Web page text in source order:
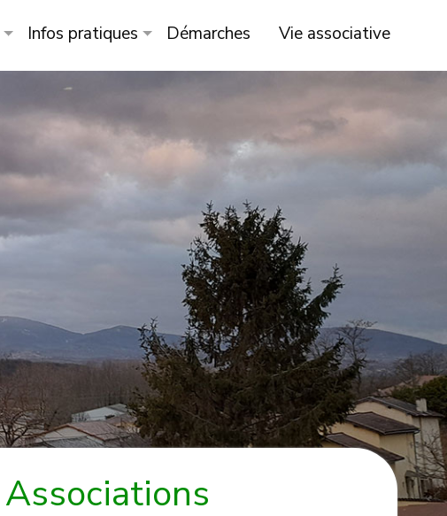
Infos pratiques Démarches Vie associative